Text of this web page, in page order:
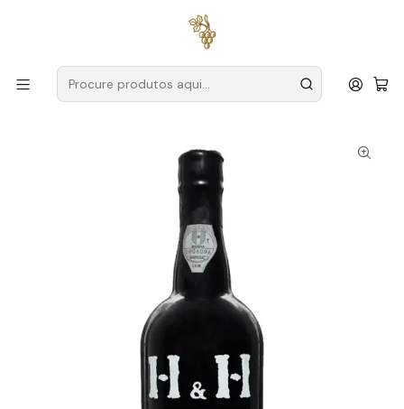
para encomendas a partir de
Produtores Madeira
Henriques & Henriques
Henriques & Henriques Verdelho Vintage 1981 Madeira 75cl